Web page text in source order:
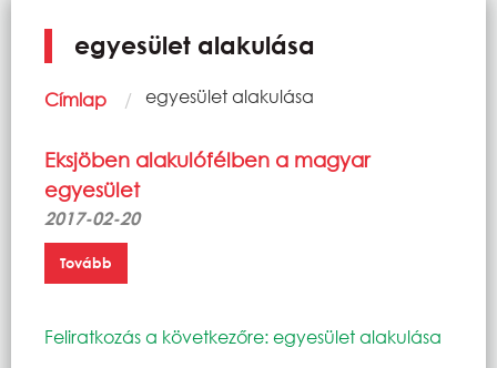
egyesület alakulása
Morzsa
Címlap Current:
egyesület alakulása
Eksjöben alakulófélben a magyar
egyesület
2017-02-20
Tovább
Feliratkozás a következőre: egyesület alakulása